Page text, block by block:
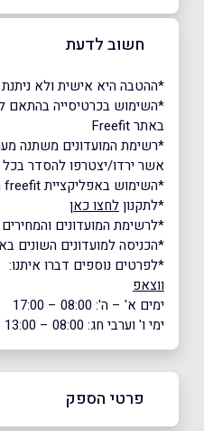
חשוב לדעת
*ההטבה היא אישית ולא
*השימוש בכרטיסייה בהתאם
באתר Freefit
*רשימת המועדונים משתנה
אשר ירדו/יצטרפו להסדר בכל
*השימוש באפליקציית freefit הינה בכפוף לתקנון השירות.
*לתקנוןלחצו כאן
*לרשימת המועדונים והמחירים
*הכניסה למועדונים השונים
*לפרטים נוספים דברו איתנו:
ווצאפ
ימים א' – ה': 08:00 – 17:00
ימי ו' וערבי חג: 08:00 – 13:00
פרטי הספק